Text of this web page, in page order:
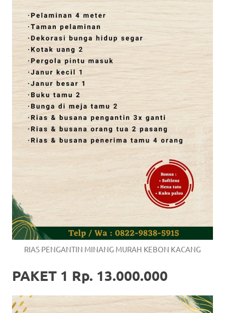
RIAS PENGANTIN MINANG MURAH KEBON KACANG
PAKET 1 Rp. 13.000.000